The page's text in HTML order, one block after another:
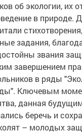
об экологии, их
в природе.
задания,
звания
завершением
в ряды
Ключевым
данная
беречь и
– молодых